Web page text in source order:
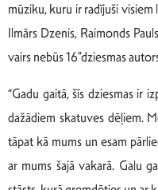
mūziku, kuru ir radījuši visiem
Ilmārs Dzenis, Raimonds
vairs nebūs 16”dziesmas
“Gadu gaitā, šīs dziesmas ir
dažādiem skatuves dēļiem.
tāpat kā mums un esam
ar mums šajā vakarā. Galu